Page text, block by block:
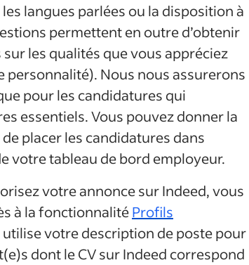
langues parlées ou la disposition à
permettent en outre d’obtenir
les qualités que vous appréciez
personnalité). Nous nous assurerons
pour les candidatures qui
essentiels. Vous pouvez donner la
placer les candidatures dans
votre tableau de bord employeur.
votre annonce sur Indeed, vous
à la fonctionnalitéProfils
utilise votre description de poste pour
dont le CV sur Indeed correspond